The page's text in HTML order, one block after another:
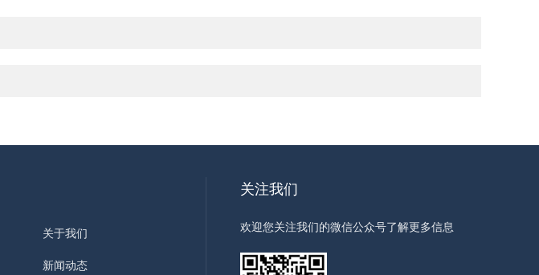
关于我们
新闻动态
关注我们
欢迎您关注我们的微信公众号了解更多信息